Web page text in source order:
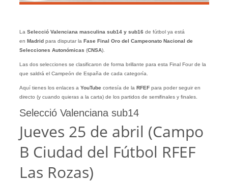
La Selecció Valenciana masculina sub14 y sub16 de fútbol ya está
en Madridpara disputar la Fase Final Oro del Campeonato Nacional de
Selecciones Autonómicas (CNSA).
Las dos selecciones se clasificaron de forma brillante para esta Final Four de la
que saldrá el Campeón de España de cada categoría.
Aquí tienes los enlaces a YouTubecortesía de la RFEFpara poder seguir en
directo (y cuando quieras a la carta) de los partidos de semifinales y finales.
Selecció Valenciana sub14
Jueves 25 de abril (Campo
B Ciudad del Fútbol RFEF
Las Rozas)